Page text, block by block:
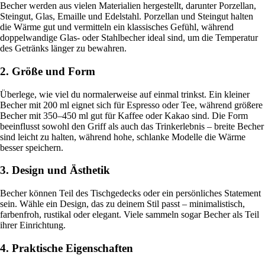
Becher werden aus vielen Materialien hergestellt, darunter Porzellan,
Steingut, Glas, Emaille und Edelstahl. Porzellan und Steingut halten
die Wärme gut und vermitteln ein klassisches Gefühl, während
doppelwandige Glas- oder Stahlbecher ideal sind, um die Temperatur
des Getränks länger zu bewahren.
2. Größe und Form
Überlege, wie viel du normalerweise auf einmal trinkst. Ein kleiner
Becher mit 200 ml eignet sich für Espresso oder Tee, während größere
Becher mit 350–450 ml gut für Kaffee oder Kakao sind. Die Form
beeinflusst sowohl den Griff als auch das Trinkerlebnis – breite Becher
sind leicht zu halten, während hohe, schlanke Modelle die Wärme
besser speichern.
3. Design und Ästhetik
Becher können Teil des Tischgedecks oder ein persönliches Statement
sein. Wähle ein Design, das zu deinem Stil passt – minimalistisch,
farbenfroh, rustikal oder elegant. Viele sammeln sogar Becher als Teil
ihrer Einrichtung.
4. Praktische Eigenschaften